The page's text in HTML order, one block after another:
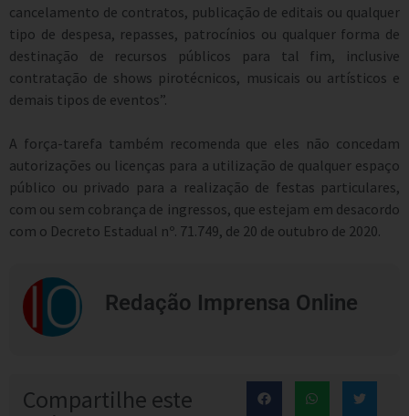
cancelamento de contratos, publicação de editais ou qualquer
tipo de despesa, repasses, patrocínios ou qualquer forma de
destinação de recursos públicos para tal fim, inclusive
contratação de shows pirotécnicos, musicais ou artísticos e
demais tipos de eventos”.
A força-tarefa também recomenda que eles não concedam
autorizações ou licenças para a utilização de qualquer espaço
público ou privado para a realização de festas particulares,
com ou sem cobrança de ingressos, que estejam em desacordo
com o Decreto Estadual nº. 71.749, de 20 de outubro de 2020.
Redação Imprensa Online
Compartilhe este